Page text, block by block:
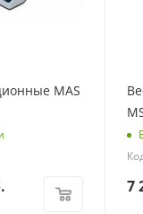
MAS
7